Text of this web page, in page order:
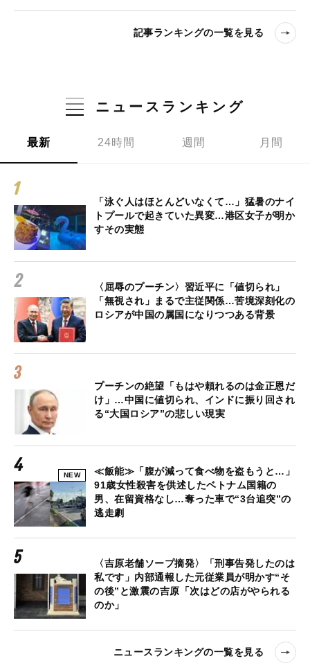
記事ランキングの一覧を見る
ニュースランキング
最新 24時間 週間 月間
「泳ぐ人はほとんどいなくて…」猛暑のナイ
トプールで起きていた異変…港区女子が明か
すその実態
〈屈辱のプーチン〉習近平に「値切られ」
「無視され」まるで主従関係…苦境深刻化の
ロシアが中国の属国になりつつある背景
プーチンの絶望「もはや頼れるのは金正恩だ
け」…中国に値切られ、インドに振り回され
る“大国ロシア”の悲しい現実
NEW
≪飯能≫「腹が減って食べ物を盗もうと…」
91歳女性殺害を供述したベトナム国籍の
男、在留資格なし…奪った車で“3台追突”の
逃走劇
〈吉原老舗ソープ摘発〉「刑事告発したのは
私です」内部通報した元従業員が明かす“そ
の後”と激震の吉原「次はどの店がやられる
のか」
ニュースランキングの一覧を見る